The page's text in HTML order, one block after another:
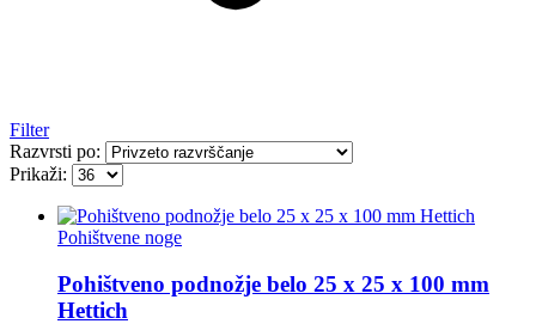
Filter
Razvrsti po:
Prikaži:
Pohištvene noge
Pohištveno podnožje belo 25 x 25 x 100 mm
Hettich